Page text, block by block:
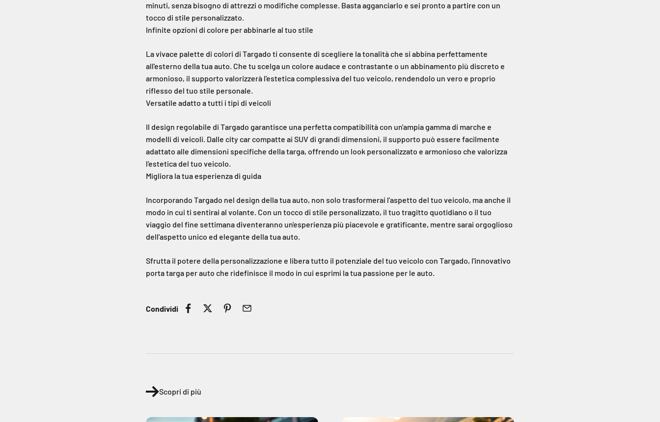
minuti, senza bisogno di attrezzi o modifiche complesse. Basta agganciarlo e sei pronto a partire con un
tocco di stile personalizzato.
Infinite opzioni di colore per abbinarle al tuo stile
La vivace palette di colori di Targado ti consente di scegliere la tonalità che si abbina perfettamente
all'esterno della tua auto. Che tu scelga un colore audace e contrastante o un abbinamento più discreto e
armonioso, il supporto valorizzerà l'estetica complessiva del tuo veicolo, rendendolo un vero e proprio
riflesso del tuo stile personale.
Versatile adatto a tutti i tipi di veicoli
Il design regolabile di Targado garantisce una perfetta compatibilità con un'ampia gamma di marche e
modelli di veicoli. Dalle city car compatte ai SUV di grandi dimensioni, il supporto può essere facilmente
adattato alle dimensioni specifiche della targa, offrendo un look personalizzato e armonioso che valorizza
l'estetica del tuo veicolo.
Migliora la tua esperienza di guida
Incorporando Targado nel design della tua auto, non solo trasformerai l'aspetto del tuo veicolo, ma anche il
modo in cui ti sentirai al volante. Con un tocco di stile personalizzato, il tuo tragitto quotidiano o il tuo
viaggio del fine settimana diventeranno un'esperienza più piacevole e gratificante, mentre sarai orgoglioso
dell'aspetto unico ed elegante della tua auto.
Sfrutta il potere della personalizzazione e libera tutto il potenziale del tuo veicolo con Targado, l'innovativo
porta targa per auto che ridefinisce il modo in cui esprimi la tua passione per le auto.
Condividi
Scopri di più